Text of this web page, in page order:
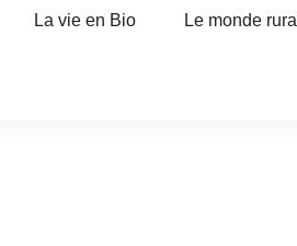
La vie en Bio Le monde rural